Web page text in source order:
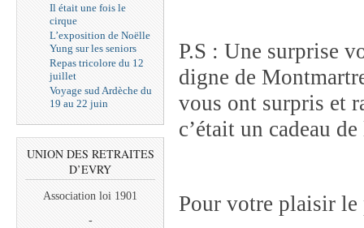
Il était une fois le
cirque
L’exposition de Noëlle
Yung sur les seniors
Repas tricolore du 12
juillet
Voyage sud Ardèche du
19 au 22 juin
UNION DES RETRAITES
D’EVRY
Association loi 1901
-
P.S : Une surprise
digne de
vous ont surpris et
c’était un cadeau
Pour votre plaisir le